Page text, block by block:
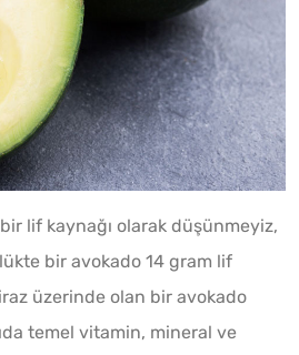
lif kaynağı olarak düşünmeyiz,
bir avokado 14 gram lif
üzerinde olan bir avokado
temel vitamin, mineral ve